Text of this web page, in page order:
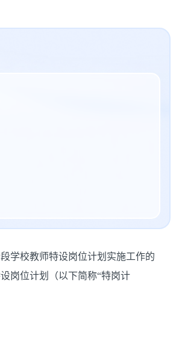
学校教师特设岗位计划实施工作的
岗位计划（以下简称“特岗计